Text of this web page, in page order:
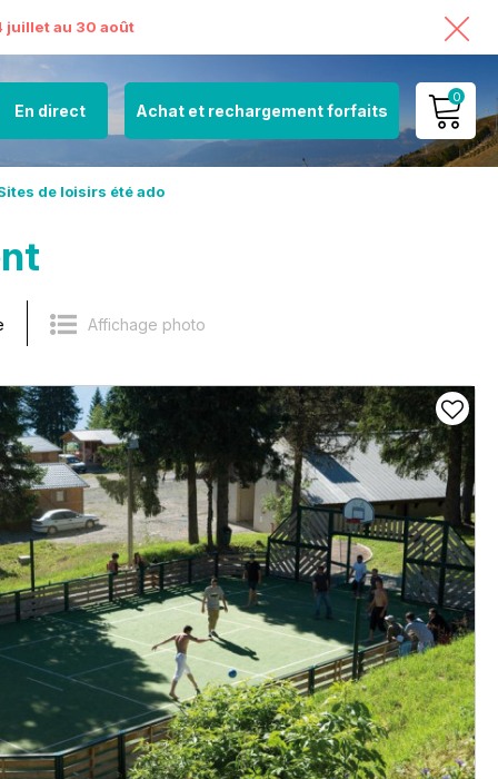
juillet au 30 août
En direct Achat et rechargement forfaits
0
MON COMPTE
de loisirs été ado
Affichage photo